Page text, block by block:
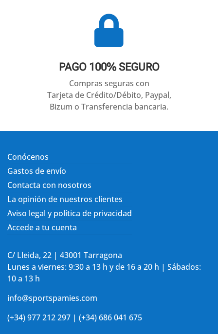

PAGO 100% SEGURO
Compras seguras con
Tarjeta de Crédito/Débito, Paypal,
Bizum o Transferencia bancaria.
Conócenos
Gastos de envío
Contacta con nosotros
La opinión de nuestros clientes
Aviso legal y política de privacidad
Accede a tu cuenta
C/ Lleida, 22 | 43001 Tarragona
Lunes a viernes: 9:30 a 13 h y de 16 a 20 h | Sábados:
10 a 13 h
info@sportspamies.com
(+34) 977 212 297 | (+34) 686 041 675